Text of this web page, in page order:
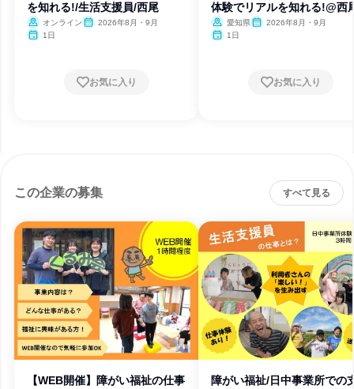
を知れる!/生活支援員/西尾
オンライン
2026年8月・9月
1日
お気に入り
体験でリアルを知れる!@西
愛知県
2026年8月・9月
1日
お気に入り
この企業の募集 すべて見る
【WEB開催】障がい福祉の仕事
障がい福祉/日中事業所での